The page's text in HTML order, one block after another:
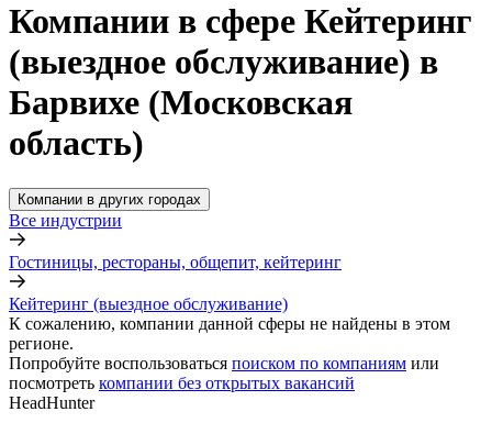
Компании в сфере Кейтеринг
(выездное обслуживание) в
Барвихе (Московская
область)
Компании в других городах
Все индустрии
Гостиницы, рестораны, общепит, кейтеринг
Кейтеринг (выездное обслуживание)
К сожалению, компании данной сферы не найдены в этом
регионе.
Попробуйте воспользоваться поиском по компаниям или
посмотреть компании без открытых вакансий
HeadHunter